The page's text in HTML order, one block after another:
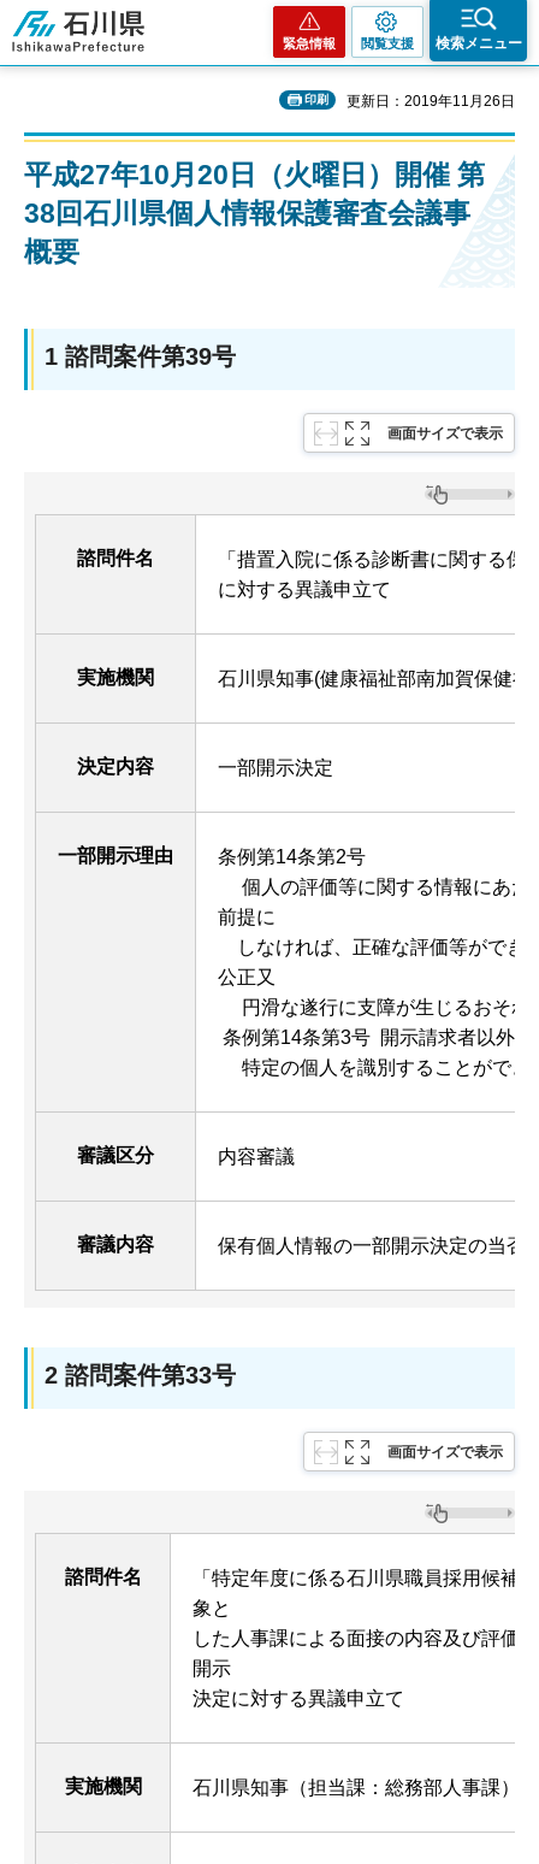
石川県
緊急情報 閲覧支援 検索メニュー
印刷 更新日：2019年11月26日
平成27年10月20日（火曜日）開催 第
38回石川県個人情報保護審査会議事
概要
1 諮問案件第39号
画面サイズで表示
諮問件名
「措置入院に係る診断書に関する
に対する異議申立て
実施機関 石川県知事(健康福祉部南加賀保健福
決定内容 一部開示決定
一部開示理由
条例第14条第2号
個人の評価等に関する情報にあた
前提に
しなければ、正確な評価等ができ
公正又
円滑な遂行に支障が生じるおそれ
条例第14条第3号 開示請求者以外
特定の個人を識別することができ
審議区分 内容審議
審議内容 保有個人情報の一部開示決定の当否
2 諮問案件第33号
画面サイズで表示
諮問件名
「特定年度に係る石川県職員採用候補
象と
した人事課による面接の内容及び評価
開示
決定に対する異議申立て
実施機関 石川県知事（担当課：総務部人事課）